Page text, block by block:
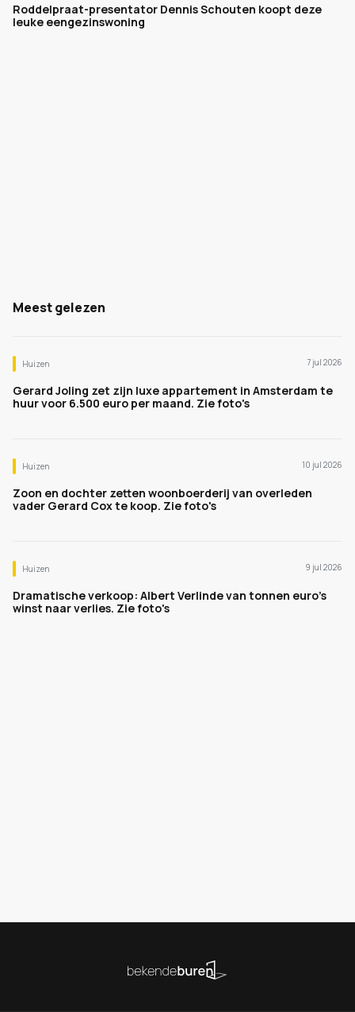
Roddelpraat-presentator Dennis Schouten koopt deze
leuke eengezinswoning
Meest gelezen
Huizen 7 jul 2026
Gerard Joling zet zijn luxe appartement in Amsterdam te
huur voor 6.500 euro per maand. Zie foto's
Huizen 10 jul 2026
Zoon en dochter zetten woonboerderij van overleden
vader Gerard Cox te koop. Zie foto's
Huizen 9 jul 2026
Dramatische verkoop: Albert Verlinde van tonnen euro's
winst naar verlies. Zie foto's